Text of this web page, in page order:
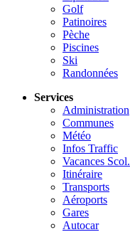
Golf
Patinoires
Pèche
Piscines
Ski
Randonnées
Services
Administration
Communes
Météo
Infos Traffic
Vacances Scol.
Itinéraire
Transports
Aéroports
Gares
Autocar